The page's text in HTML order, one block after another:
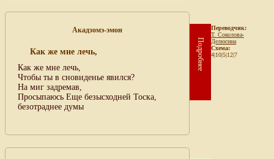
Акадзомэ-эмон
Как же мне лечь,
Как же мне лечь,
Чтобы ты в сновиденье явился?
На миг задремав,
Просыпаюсь Еще безысходней Тоска,
безотраднее думы
Подробнее
Переводчик:
Т. Соколова-
Делюсина
Схема:
4|10|5|12|7